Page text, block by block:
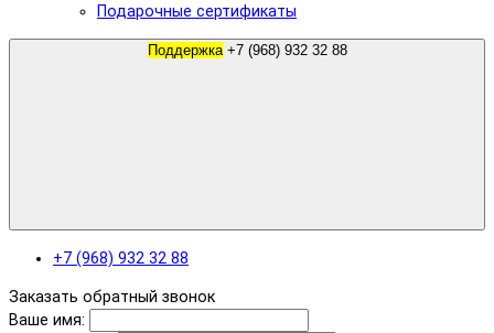
Подарочные сертификаты
Поддержка +7 (968) 932 32 88
+7 (968) 932 32 88
Заказать обратный звонок
Ваше имя: